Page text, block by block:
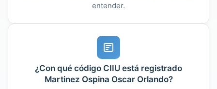
entender.
¿Con qué código CIIU está registrado
Martinez Ospina Oscar Orlando?